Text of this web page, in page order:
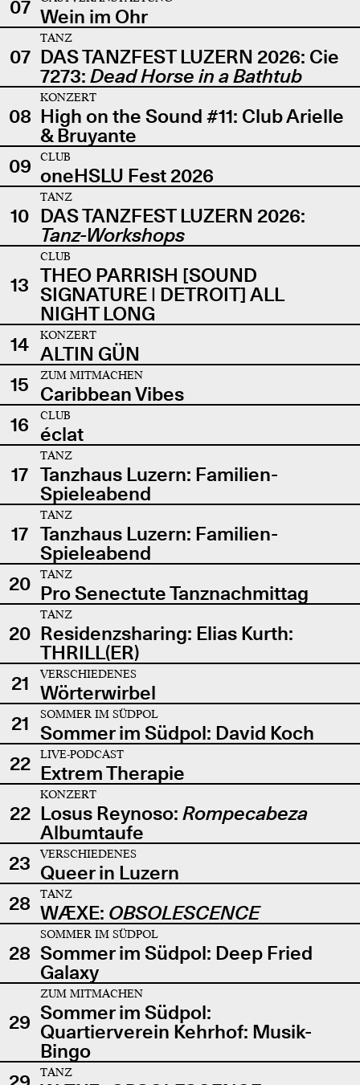
07 Wein im Ohr
07
TANZ
DAS TANZFEST LUZERN 2026: Cie
7273: Dead Horse in a Bathtub
08
KONZERT
High on the Sound #11: Club Arielle
& Bruyante
09
CLUB
oneHSLU Fest 2026
10
TANZ
DAS TANZFEST LUZERN 2026:
Tanz-Workshops
13
CLUB
THEO PARRISH [SOUND
SIGNATURE | DETROIT] ALL
NIGHT LONG
14
KONZERT
ALTIN GÜN
15
ZUM MITMACHEN
Caribbean Vibes
16
CLUB
éclat
17
TANZ
Tanzhaus Luzern: Familien-
Spieleabend
17
TANZ
Tanzhaus Luzern: Familien-
Spieleabend
20
TANZ
Pro Senectute Tanznachmittag
20
TANZ
Residenzsharing: Elias Kurth:
THRILL(ER)
21
VERSCHIEDENES
Wörterwirbel
21
SOMMER IM SÜDPOL
Sommer im Südpol: David Koch
22
LIVE-PODCAST
Extrem Therapie
22
KONZERT
Losus Reynoso: Rompecabeza
Albumtaufe
23
VERSCHIEDENES
Queer in Luzern
28
TANZ
WÆXE: OBSOLESCENCE
28
SOMMER IM SÜDPOL
Sommer im Südpol: Deep Fried
Galaxy
29
ZUM MITMACHEN
Sommer im Südpol:
Quartierverein Kehrhof: Musik-
Bingo
TANZ